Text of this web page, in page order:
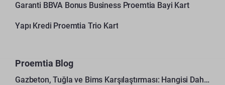
Garanti BBVA Bonus Business Proemtia Bayi Kart
Yapı Kredi Proemtia Trio Kart
Proemtia Blog
Gazbeton, Tuğla ve Bims Karşılaştırması: Hangisi Daha Avantajlı?